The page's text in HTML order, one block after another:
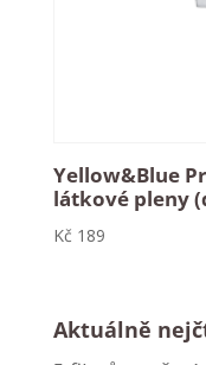
Yellow&Blue
látkové pleny
Kč 189
Aktuálně